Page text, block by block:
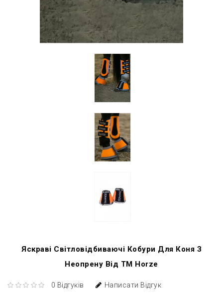
Яскраві Світловідбиваючі Кобури Для Коня З
Неопрену Від ТМ Horze
0 Відгуків Написати Відгук